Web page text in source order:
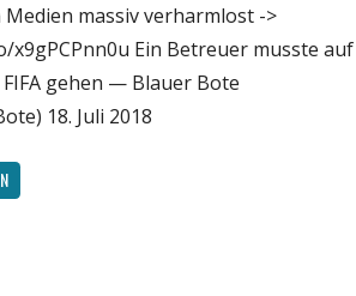
Medien massiv verharmlost ->
x9gPCPnn0u Ein Betreuer musste auf
gehen — Blauer Bote
18. Juli 2018